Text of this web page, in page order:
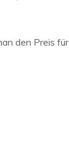
den Preis für